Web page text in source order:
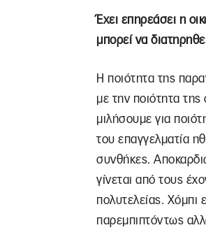
Έχει επηρεάσει η
μπορεί να
Η ποιότητα της
με την ποιότητα
μιλήσουμε για
του επαγγελματία
συνθήκες.
γίνεται από τους
πολυτελείας. Χόμπι
παρεμπιπτόντως